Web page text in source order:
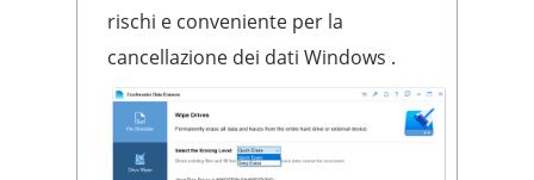
rischi e conveniente per la
cancellazione dei dati Windows .